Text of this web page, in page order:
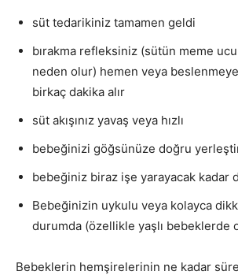
süt tedarikiniz tamamen geldi
bırakma refleksiniz (sütün meme
neden olur) hemen veya
birkaç dakika alır
süt akışınız yavaş veya hızlı
bebeğinizi göğsünüze doğru
bebeğiniz biraz işe yarayacak kadar
Bebeğinizin uykulu veya kolayca
durumda (özellikle yaşlı bebeklerde
Bebeklerin hemşirelerinin ne kadar